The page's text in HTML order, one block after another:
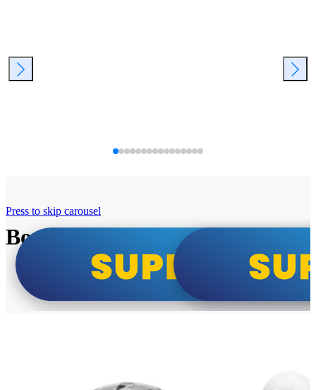
Bosch super cene
Press to skip carousel